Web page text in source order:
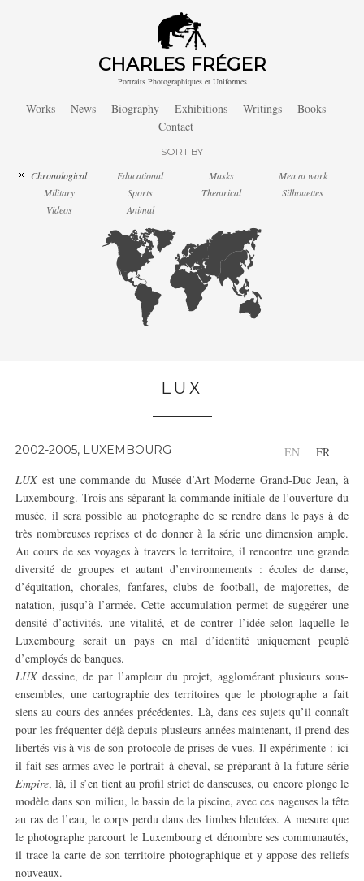
CHARLES FRÉGER
Portraits Photographiques et Uniformes
Works News Biography Exhibitions Writings
Books
Contact
SORT BY
Chronological Educational Masks
Men at work
Military
Sports Theatrical
Silhouettes
Videos
Animal
LUX
EN FR
2002-2005, LUXEMBOURG
LUX est une commande du Musée d’Art Moderne Grand-Duc Jean, à
Luxembourg. Trois ans séparant la commande initiale de l’ouverture du
musée, il sera possible au photographe de se rendre dans le pays à de
très nombreuses reprises et de donner à la série une dimension ample.
Au cours de ses voyages à travers le territoire, il rencontre une grande
diversité de groupes et autant d’environnements : écoles de danse,
d’équitation, chorales, fanfares, clubs de football, de majorettes, de
natation, jusqu’à l’armée. Cette accumulation permet de suggérer une
densité d’activités, une vitalité, et de contrer l’idée selon laquelle le
Luxembourg serait un pays en mal d’identité uniquement peuplé
d’employés de banques.
LUX dessine, de par l’ampleur du projet, agglomérant plusieurs sous-
ensembles, une cartographie des territoires que le photographe a fait
siens au cours des années précédentes. Là, dans ces sujets qu’il connaît
pour les fréquenter déjà depuis plusieurs années maintenant, il prend des
libertés vis à vis de son protocole de prises de vues. Il expérimente : ici
il fait ses armes avec le portrait à cheval, se préparant à la future série
Empire, là, il s’en tient au profil strict de danseuses, ou encore plonge le
modèle dans son milieu, le bassin de la piscine, avec ces nageuses la tête
au ras de l’eau, le corps perdu dans des limbes bleutées. À mesure que
le photographe parcourt le Luxembourg et dénombre ses communautés,
il trace la carte de son territoire photographique et y appose des reliefs
nouveaux.